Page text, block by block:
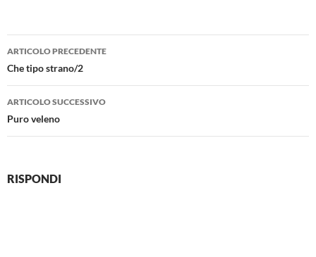
Navigazione
articolo
ARTICOLO PRECEDENTE
Che tipo strano/2
ARTICOLO SUCCESSIVO
Puro veleno
RISPONDI